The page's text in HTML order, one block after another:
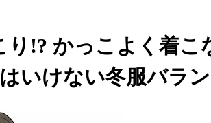
り!? かっこよく着こ
いけない冬服バラン